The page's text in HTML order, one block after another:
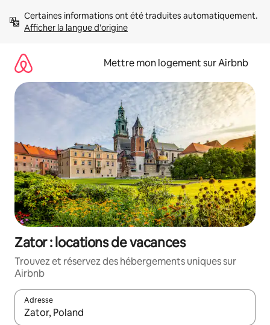
directement
Afficher la langue d'origine
Mettre mon logement sur Airbnb
Zator : locations de vacances
Trouvez et réservez des hébergements uniques sur
Airbnb
Adresse
Lorsque les résultats s'affichent, utilisez les flèches vers le